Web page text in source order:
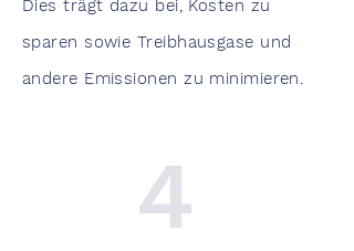
Dies trägt dazu bei, Kosten zu
sparen sowie Treibhausgase und
andere Emissionen zu minimieren.
4